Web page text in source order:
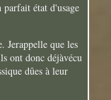
état d'usage
Jerappelle que les
ont donc déjàvécu
dûes à leur